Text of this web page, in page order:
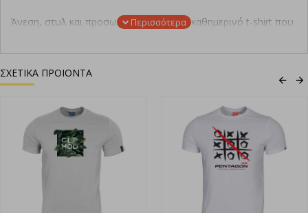
Άνεση, στυλ και προσωπικότητα σε ένα καθημερινό t-shirt που
αίσθηση
tactical look
Άνετη γραμμή, ιδανική για όλες τις
δραστηριότητες
Κατάλληλο για:
Εκπαίδευση, casual εμφανίσεις, tactical
Δείξε τη στάση σου με το
ΣΧΕΤΙΚΑ ΠΡΟΙΟΝΤΑ